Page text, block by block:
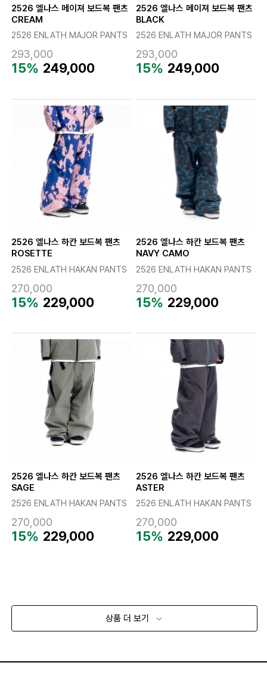
2526 엘나스 메이져 보드복 팬츠
CREAM
2526 ENLATH MAJOR PANTS
293,000
15% 249,000
2526 엘나스 메이져 보드복 팬츠
BLACK
2526 ENLATH MAJOR PANTS
293,000
15% 249,000
2526 엘나스 하칸 보드복 팬츠
ROSETTE
2526 ENLATH HAKAN PANTS
270,000
15% 229,000
2526 엘나스 하칸 보드복 팬츠
NAVY CAMO
2526 ENLATH HAKAN PANTS
270,000
15% 229,000
2526 엘나스 하칸 보드복 팬츠
SAGE
2526 ENLATH HAKAN PANTS
270,000
15% 229,000
2526 엘나스 하칸 보드복 팬츠
ASTER
2526 ENLATH HAKAN PANTS
270,000
15% 229,000
상품 더 보기